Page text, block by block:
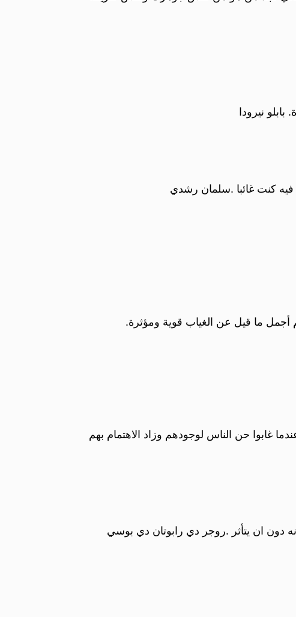
نيرودا
كنت غائبا .سلمان رشدي
أجمل ما قيل عن الغياب قوية ومؤثرة.
غابوا حن الناس لوجودهم وزاد الاهتمام بهم
دون ان يتأثر .روجر دي رابوتان دي بوسي